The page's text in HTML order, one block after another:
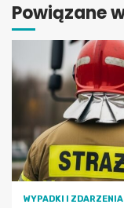
Powiązane
WYPADKI I ZDARZENIA